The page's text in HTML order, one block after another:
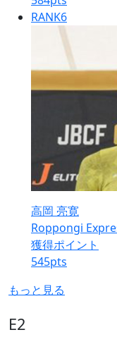
RANK6
高岡 亮寛
Roppongi
獲得ポイント
545pts
もっと見る
E2